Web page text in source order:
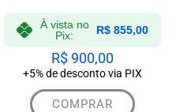
À vista no
Pix:
R$ 855,00
R$ 900,00
+5% de desconto via PIX
COMPRAR